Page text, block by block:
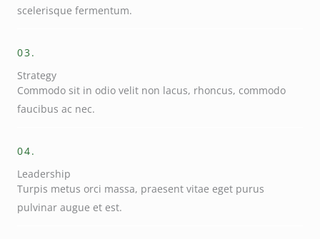
scelerisque fermentum.
03.
Strategy
Commodo sit in odio velit non lacus, rhoncus, commodo
faucibus ac nec.
04.
Leadership
Turpis metus orci massa, praesent vitae eget purus
pulvinar augue et est.